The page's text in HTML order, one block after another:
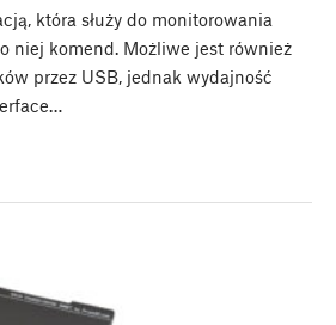
która służy do monitorowania
niej komend. Możliwe jest również
przez USB, jednak wydajność